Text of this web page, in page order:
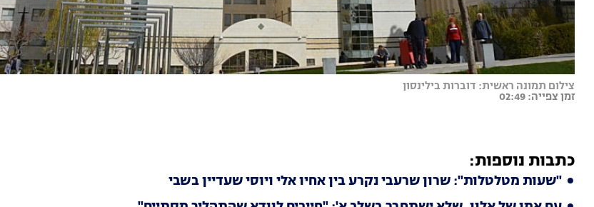
צילום תמונה ראשית: דוברות בילינסון
זמן צפייה: 02:49
כתבות נוספות:
"שעות מטלטלות": שרון שרעבי נקרע בין אחיו אלי ויוסי שעדיין בשבי